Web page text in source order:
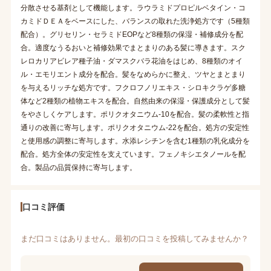
分散させる基剤として機能します。ラウラミドプロピルベタイン・コ
カミドＤＥＡをベースにした、バランスの取れた洗浄処方です（5種類
配合）。グリセリン・セラミドEOPなど8種類の保湿・補修成分を配
合。適度なうるおいと補修効果でまとまりのある髪に導きます。スク
レロカリアビレア種子油・ダマスクバラ花油をはじめ、8種類のオイ
ル・エモリエント成分を配合。髪をなめらかに整え、ツヤとまとまり
を与えるリッチな処方です。フクロフノリエキス・シロキクラゲ多糖
体など2種類の植物エキスを配合。自然由来の保湿・保護成分として髪
をやさしくケアします。ポリクオタニウム-10を配合。髪の柔軟性と指
通りの改善に寄与します。ポリクオタニウム-22を配合。処方の安定性
と使用感の調整に寄与します。水添レシチンを含む1種類の乳化成分を
配合。処方全体の安定性を支えています。フェノキシエタノールを配
合。製品の品質保持に寄与します。
口コミ評価
まだ口コミはありません。最初の口コミを投稿してみませんか？